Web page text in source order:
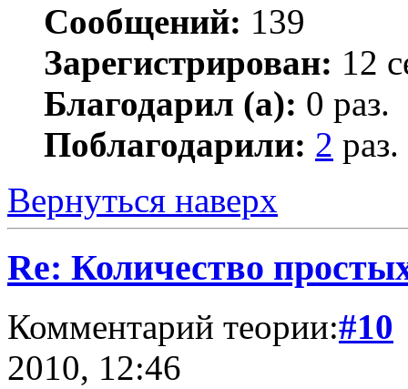
Сообщений: 139
Зарегистрирован: 12
Благодарил (а): 0 раз.
Поблагодарили: 2 раз.
Вернуться наверх
Re: Количество
Комментарий теории:#10
2010, 12:46